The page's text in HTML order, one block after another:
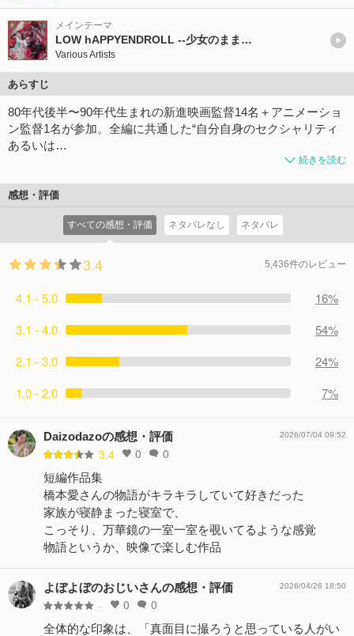
メインテーマ
LOW hAPPYENDROLL --少女のままで死ぬ--
Various Artists
あらすじ
80年代後半〜90年代⽣まれの新進映画監督14名＋アニメーショ
ン監督1名が参加。全編に共通した“自分自身のセクシャリティ
あるいは…
続きを読む
感想・評価
すべての感想・評価 ネタバレなし ネタバレ
3.4 5,436件のレビュー
4.1 - 5.0
16%
3.1 - 4.0
54%
2.1 - 3.0
24%
1.0 - 2.0
7%
Daizodazoの感想・評価
3.4 0 0
2026/07/04 09:52
短編作品集
橋本愛さんの物語がキラキラしていて好きだった
家族が寝静まった寝室で、
こっそり、万華鏡の一室一室を覗いてるような感覚
物語というか、映像で楽しむ作品
よぼよぼのおじいさんの感想・評価
- 0 0
2026/04/26 18:50
全体的な印象は、「真面目に撮ろうと思っている人がい